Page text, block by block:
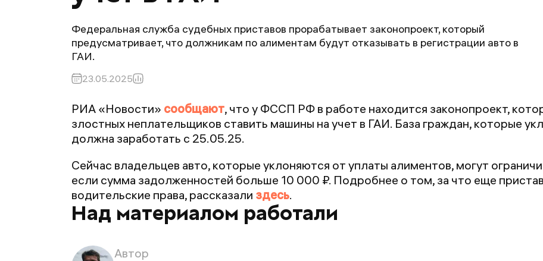
Федеральная служба судебных приставов прорабатывает законопроект, который
предусматривает, что должникам по алиментам будут отказывать в регистрации авто в
ГАИ.
23.05.2025
РИА «Новости» сообщают, что у ФССП РФ в работе находится законопроект,
злостных неплательщиков ставить машины на учет в ГАИ. База граждан, которые
должна заработать с 25.05.25.
Сейчас владельцев авто, которые уклоняются от уплаты алиментов, могут
если сумма задолженностей больше 10 000 ₽. Подробнее о том, за что еще
водительские права, рассказали здесь.
Над материалом работали
Автор